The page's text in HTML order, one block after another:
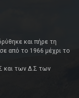
και πήρε τη
από το 1966 μέχρι το
και των Δ.Σ των